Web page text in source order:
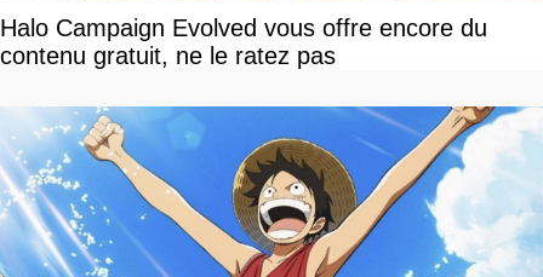
Halo Campaign Evolved vous offre encore du
contenu gratuit, ne le ratez pas